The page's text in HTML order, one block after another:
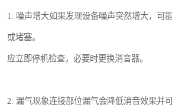
1. 噪声增大如果发现设备噪声突然增大，可
或堵塞。
应立即停机检查，必要时更换消音器。
2. 漏气现象连接部位漏气会降低消音效果并